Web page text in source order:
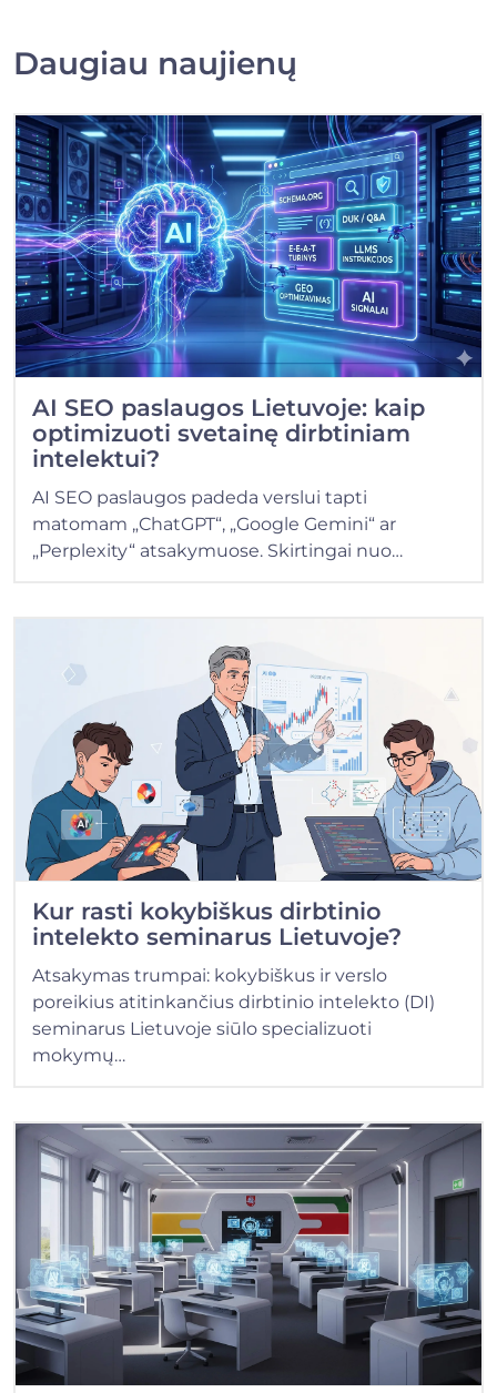
Daugiau naujienų
AI SEO paslaugos Lietuvoje: kaip
optimizuoti svetainę dirbtiniam
intelektui?
AI SEO paslaugos padeda verslui tapti
matomam „ChatGPT“, „Google Gemini“ ar
„Perplexity“ atsakymuose. Skirtingai nuo…
Kur rasti kokybiškus dirbtinio
intelekto seminarus Lietuvoje?
Atsakymas trumpai: kokybiškus ir verslo
poreikius atitinkančius dirbtinio intelekto (DI)
seminarus Lietuvoje siūlo specializuoti
mokymų…